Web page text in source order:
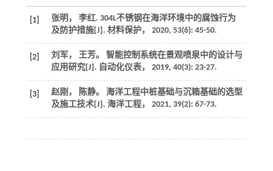
[1]
张明， 李红. 304L不锈钢在海洋环境中的腐蚀行为
及防护措施[J]. 材料保护， 2020, 53(6): 45-50.
[2]
刘军， 王芳。 智能控制系统在景观喷泉中的设计与
应用研究[J]. 自动化仪表， 2019, 40(3): 23-27.
[3]
赵刚， 陈静。 海洋工程中桩基础与沉箱基础的选型
及施工技术[J]. 海洋工程， 2021, 39(2): 67-73.